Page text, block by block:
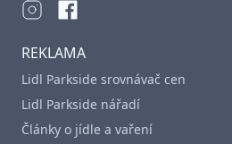
REKLAMA
Lidl Parkside srovnávač cen
Lidl Parkside nářadí
Články o jídle a vaření